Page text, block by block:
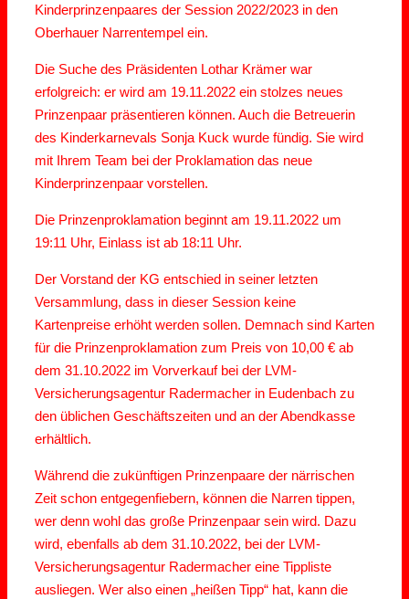
Kinderprinzenpaares der Session 2022/2023 in den
Oberhauer Narrentempel ein.
Die Suche des Präsidenten Lothar Krämer war
erfolgreich: er wird am 19.11.2022 ein stolzes neues
Prinzenpaar präsentieren können. Auch die Betreuerin
des Kinderkarnevals Sonja Kuck wurde fündig. Sie wird
mit Ihrem Team bei der Proklamation das neue
Kinderprinzenpaar vorstellen.
Die Prinzenproklamation beginnt am 19.11.2022 um
19:11 Uhr, Einlass ist ab 18:11 Uhr.
Der Vorstand der KG entschied in seiner letzten
Versammlung, dass in dieser Session keine
Kartenpreise erhöht werden sollen. Demnach sind Karten
für die Prinzenproklamation zum Preis von 10,00 € ab
dem 31.10.2022 im Vorverkauf bei der LVM-
Versicherungsagentur Radermacher in Eudenbach zu
den üblichen Geschäftszeiten und an der Abendkasse
erhältlich.
Während die zukünftigen Prinzenpaare der närrischen
Zeit schon entgegenfiebern, können die Narren tippen,
wer denn wohl das große Prinzenpaar sein wird. Dazu
wird, ebenfalls ab dem 31.10.2022, bei der LVM-
Versicherungsagentur Radermacher eine Tippliste
ausliegen. Wer also einen „heißen Tipp“ hat, kann die